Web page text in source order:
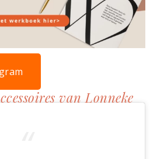
van Lonneke